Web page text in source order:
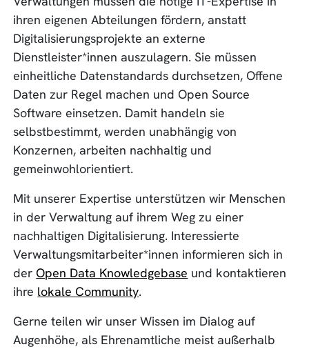
ihren eigenen Abteilungen fördern, anstatt
Digitalisierungsprojekte an externe
Dienstleister*innen auszulagern. Sie müssen
einheitliche Datenstandards durchsetzen, Offene
Daten zur Regel machen und Open Source
Software einsetzen. Damit handeln sie
selbstbestimmt, werden unabhängig von
Konzernen, arbeiten nachhaltig und
gemeinwohlorientiert.
Mit unserer Expertise unterstützen wir Menschen
in der Verwaltung auf ihrem Weg zu einer
nachhaltigen Digitalisierung. Interessierte
Verwaltungsmitarbeiter*innen informieren sich in
der Open Data Knowledgebase und kontaktieren
ihre lokale Community.
Gerne teilen wir unser Wissen im Dialog auf
Augenhöhe, als Ehrenamtliche meist außerhalb